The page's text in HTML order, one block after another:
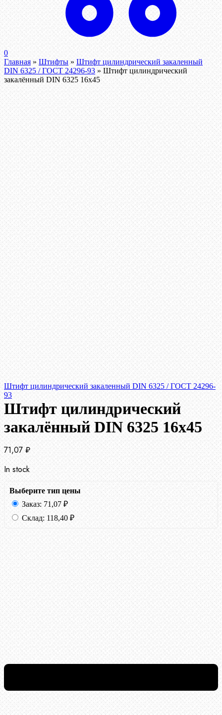
0
Главная » Штифты » Штифт цилиндрический закаленный
DIN 6325 / ГОСТ 24296-93 » Штифт цилиндрический
закалённый DIN 6325 16х45
Штифт цилиндрический закаленный DIN 6325 / ГОСТ 24296-
93
Штифт цилиндрический
закалённый DIN 6325 16х45
71,07 ₽
In stock
Выберите тип цены
Заказ: 71,07 ₽
Склад: 118,40 ₽